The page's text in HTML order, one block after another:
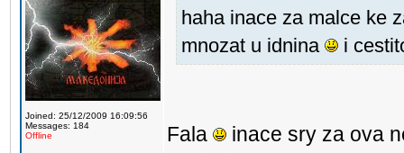
Joined: 25/12/2009 16:09:56
Messages: 184
Offline
haha inace za malce ke
mnozat u idnina
i
Fala
inace sry za ova